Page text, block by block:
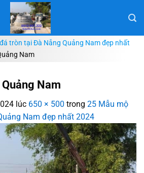
tròn tại Đà Nẵng Quảng Nam đẹp nhất
Nam
Nam
lúc 650 × 500 trong 25 Mẫu mộ
Nam đẹp nhất 2024